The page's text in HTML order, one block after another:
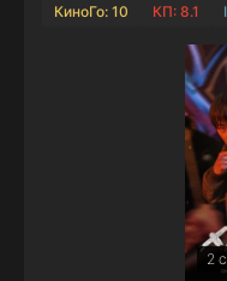
КиноГо: 10 КП: 8.1
2